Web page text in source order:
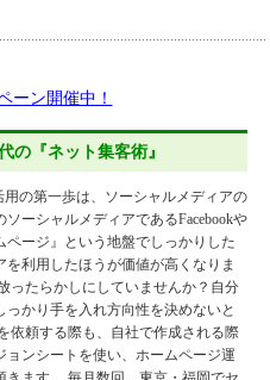
ーン開催中！
の『ネット集客術』
用の第一歩は、ソーシャルメディアの
ーシャルメディアであるFacebookや
ージ』という地盤でしっかりした
利用したほうが価値が高くなりま
ったらかしにしていませんか？自分
かり手を入れ方向性を決めないと
依頼する際も、自社で作成される際
ンシートを使い、ホームページ運